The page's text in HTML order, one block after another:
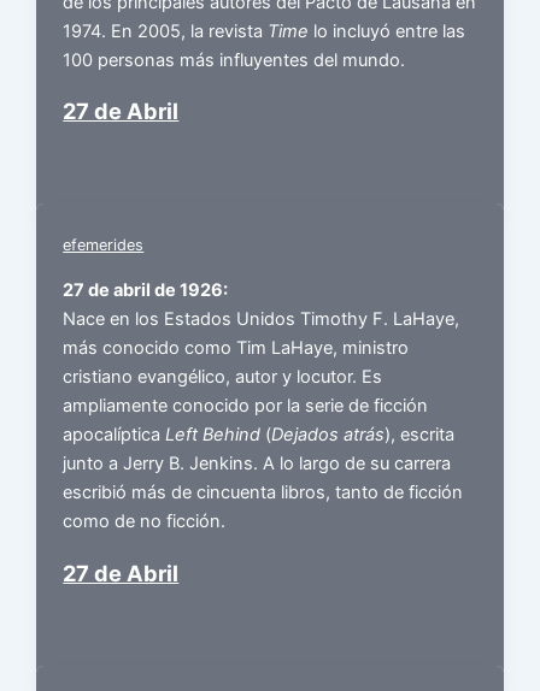
1974. En 2005, la revista Time lo incluyó entre las
100 personas más influyentes del mundo.
27 de Abril
efemerides
27 de abril de 1926:
Nace en los Estados Unidos Timothy F. LaHaye,
más conocido como Tim LaHaye, ministro
cristiano evangélico, autor y locutor. Es
ampliamente conocido por la serie de ficción
apocalípticaLeft Behind (Dejados atrás), escrita
junto a Jerry B. Jenkins. A lo largo de su carrera
escribió más de cincuenta libros, tanto de ficción
como de no ficción.
27 de Abril